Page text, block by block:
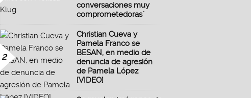
conversaciones muy
comprometedoras"
2
Christian Cueva y
Pamela Franco se
BESAN, en medio de
denuncia de agresión
de Pamela López
[VIDEO]